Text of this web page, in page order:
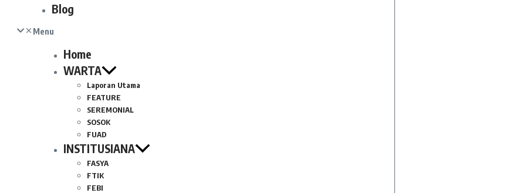
Blog
Menu
Home
WARTA
Laporan Utama
FEATURE
SEREMONIAL
SOSOK
FUAD
INSTITUSIANA
FASYA
FTIK
FEBI